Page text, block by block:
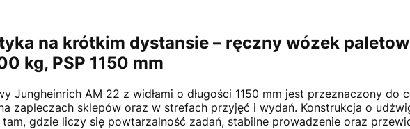
na krótkim dystansie – ręczny wózek
kg, PSP 1150 mm
Jungheinrich AM 22 z widłami o długości 1150 mm jest przeznaczony do
zapleczach sklepów oraz w strefach przyjęć i wydań. Konstrukcja o
gdzie liczy się powtarzalność zadań, stabilne prowadzenie oraz